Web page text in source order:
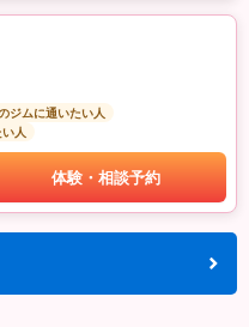
ジムに通いたい人
人
体験・相談予約